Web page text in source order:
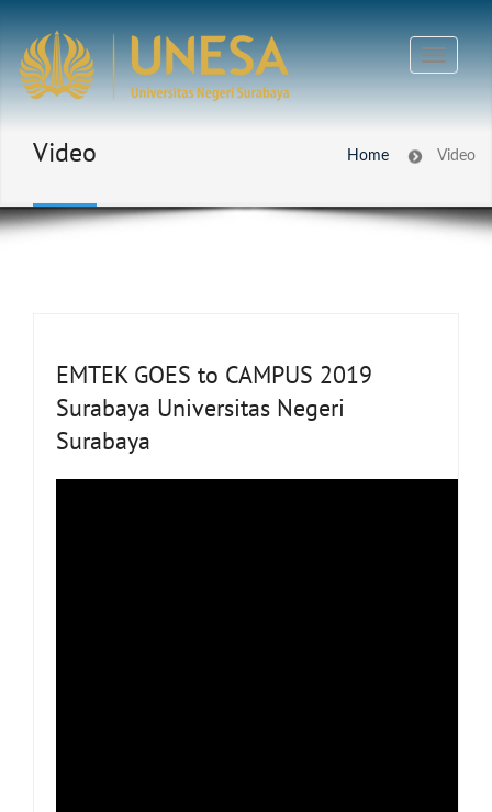
Video Home Video
EMTEK GOES to CAMPUS 2019
Surabaya Universitas Negeri
Surabaya